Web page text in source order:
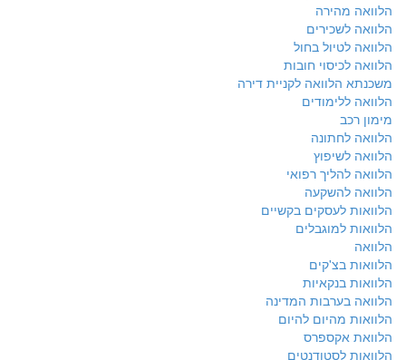
הלוואה מהירה
הלוואה לשכירים
הלוואה לטיול בחול
הלוואה לכיסוי חובות
משכנתא הלוואה לקניית דירה
הלוואה ללימודים
מימון רכב
הלוואה לחתונה
הלוואה לשיפוץ
הלוואה להליך רפואי
הלוואה להשקעה
הלוואות לעסקים בקשיים
הלוואות למוגבלים
הלוואה
הלוואות בצ'קים
הלוואות בנקאיות
הלוואה בערבות המדינה
הלוואות מהיום להיום
הלוואת אקספרס
הלוואות לסטודנטים